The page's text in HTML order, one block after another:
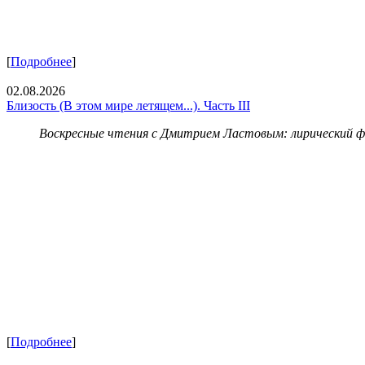
[Подробнее]
02.08.2026
Близость (В этом мире летящем...). Часть III
Воскресные чтения с Дмитрием Ластовым: лирический
[Подробнее]